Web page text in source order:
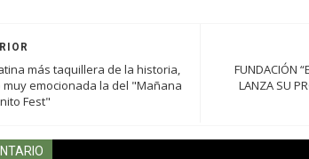
FUNDACIÓN
LANZA SU
más taquillera de la historia,
muy emocionada la del "Mañana
Fest"